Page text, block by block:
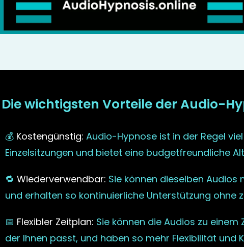
Die wichtigsten Vorteile der Audio-
💰 Kostengünstig: Audio-Hypnose ist in der Regel
Einzelsitzungen und bietet eine budgetfreundliche
🔁 Wiederverwendbar: Sie können dieselben Audios
und erhalten so kontinuierliche Unterstützung ohne
📅 Flexibler Zeitplan: Sie können die Audios zu einem
der Ihnen passt, und haben so mehr Flexibilität und